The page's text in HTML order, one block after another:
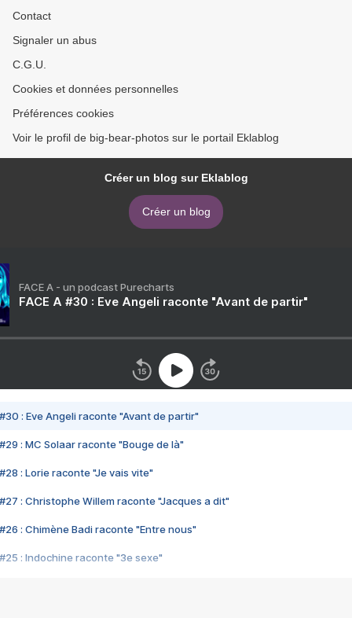
Contact
Signaler un abus
C.G.U.
Cookies et données personnelles
Préférences cookies
Voir le profil de big-bear-photos sur le portail Eklablog
Créer un blog sur Eklablog
Créer un blog
FACE A - un podcast Purecharts
FACE A #30 : Eve Angeli raconte "Avant de partir"
#30 : Eve Angeli raconte "Avant de partir"
#29 : MC Solaar raconte "Bouge de là"
#28 : Lorie raconte "Je vais vite"
#27 : Christophe Willem raconte "Jacques a dit"
#26 : Chimène Badi raconte "Entre nous"
#25 : Indochine raconte "3e sexe"